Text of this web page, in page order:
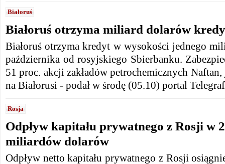
Białoruś
Białoruś otrzyma miliard dolarów
Białoruś otrzyma kredyt w wysokości jednego
października od rosyjskiego Sbierbanku.
51 proc. akcji zakładów petrochemicznych
na Białorusi - podał w środę (05.10) portal
Rosja
Odpływ kapitału prywatnego z Rosji w
miliardów dolarów
Odpływ netto kapitału prywatnego z Rosji